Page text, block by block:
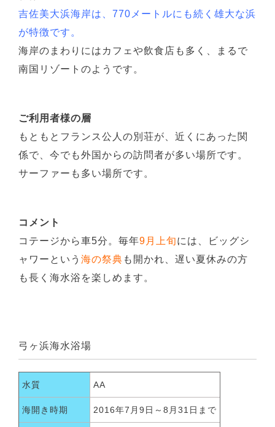
吉佐美大浜海岸は、770メートルにも続く雄大な浜
が特徴です。
海岸のまわりにはカフェや飲食店も多く、まるで
南国リゾートのようです。
ご利用者様の層
もともとフランス公人の別荘が、近くにあった関
係で、今でも外国からの訪問者が多い場所です。
サーファーも多い場所です。
コメント
コテージから車5分。毎年9月上旬には、ビッグシ
ャワーという 海の祭典 も開かれ、遅い夏休みの方
も長く海水浴を楽しめます。
弓ヶ浜海水浴場
水質 AA
海開き時期 2016年7月9日～8月31日まで